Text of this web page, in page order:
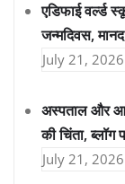
एडिफाई वर्ल्ड
जन्मदिवस,
July 21, 2026
अस्पताल और
की चिंता,
July 21, 2026